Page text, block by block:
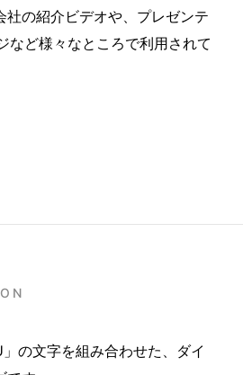
の紹介ビデオや、プレゼンテ
など様々なところで利用されて
の文字を組み合わせた、ダイ